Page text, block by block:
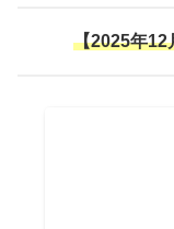
【2025年12